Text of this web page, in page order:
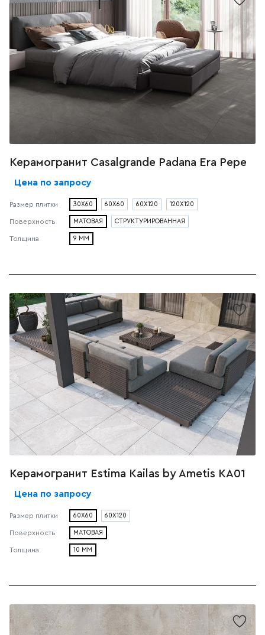
Керамогранит Casalgrande Padana Era Pepe
Цена по запросу
Размер плитки 30X60 60X60 60X120 120X120
Поверхность МАТОВАЯ СТРУКТУРИРОВАННАЯ
Толщина 9 ММ
Керамогранит Estima Kailas by Ametis КА01
Цена по запросу
Размер плитки 60X60 60X120
Поверхность МАТОВАЯ
Толщина 10 ММ